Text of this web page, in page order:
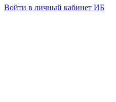
Войти в личный кабинет ИБ